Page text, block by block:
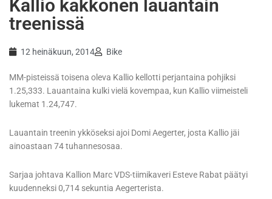
Kallio kakkonen lauantain
treenissä
12 heinäkuun, 2014 Bike
MM-pisteissä toisena oleva Kallio kellotti perjantaina pohjiksi
1.25,333. Lauantaina kulki vielä kovempaa, kun Kallio viimeisteli
lukemat 1.24,747.
Lauantain treenin ykköseksi ajoi Domi Aegerter, josta Kallio jäi
ainoastaan 74 tuhannesosaa.
Sarjaa johtava Kallion Marc VDS-tiimikaveri Esteve Rabat päätyi
kuudenneksi 0,714 sekuntia Aegerterista.